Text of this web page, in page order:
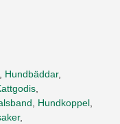
, Hundbäddar,
,
, Hundkoppel,
,